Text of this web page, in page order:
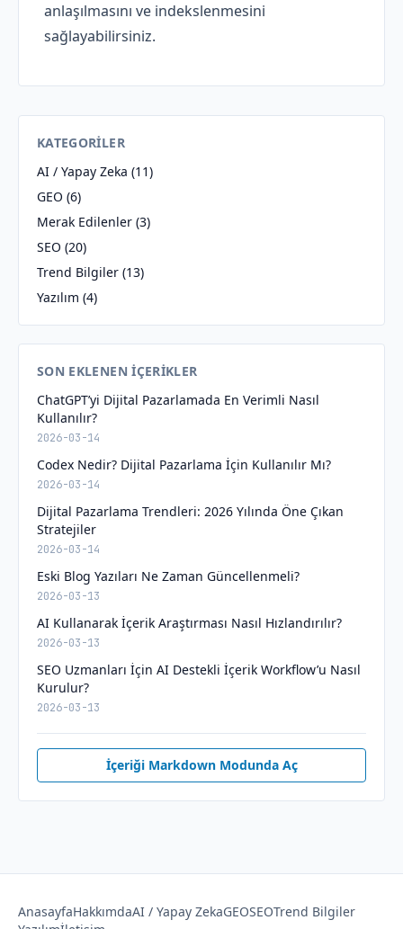
anlaşılmasını ve indekslenmesini
sağlayabilirsiniz.
KATEGORILER
AI / Yapay Zeka (11)
GEO (6)
Merak Edilenler (3)
SEO (20)
Trend Bilgiler (13)
Yazılım (4)
SON EKLENEN İÇERIKLER
ChatGPT’yi Dijital Pazarlamada En Verimli Nasıl
Kullanılır?
2026-03-14
Codex Nedir? Dijital Pazarlama İçin Kullanılır Mı?
2026-03-14
Dijital Pazarlama Trendleri: 2026 Yılında Öne Çıkan
Stratejiler
2026-03-14
Eski Blog Yazıları Ne Zaman Güncellenmeli?
2026-03-13
AI Kullanarak İçerik Araştırması Nasıl Hızlandırılır?
2026-03-13
SEO Uzmanları İçin AI Destekli İçerik Workflow’u Nasıl
Kurulur?
2026-03-13
İçeriği Markdown Modunda Aç
AnasayfaHakkımdaAI / Yapay ZekaGEOSEOTrend Bilgiler